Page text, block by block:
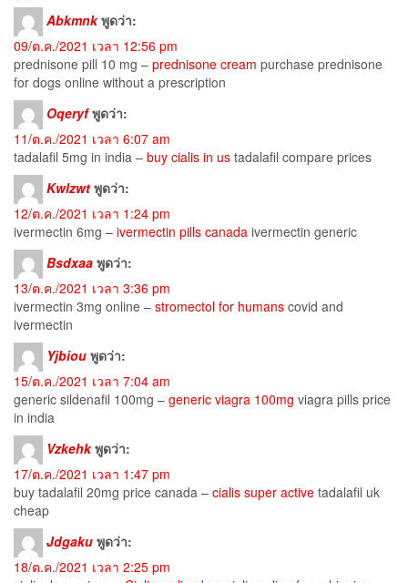
Abkmnk พูดว่า:
09/ต.ค./2021 เวลา 12:56 pm
prednisone pill 10 mg – prednisone cream purchase prednisone
for dogs online without a prescription
Oqeryf พูดว่า:
11/ต.ค./2021 เวลา 6:07 am
tadalafil 5mg in india – buy cialis in us tadalafil compare prices
Kwlzwt พูดว่า:
12/ต.ค./2021 เวลา 1:24 pm
ivermectin 6mg – ivermectin pills canada ivermectin generic
Bsdxaa พูดว่า:
13/ต.ค./2021 เวลา 3:36 pm
ivermectin 3mg online – stromectol for humans covid and
ivermectin
Yjbiou พูดว่า:
15/ต.ค./2021 เวลา 7:04 am
generic sildenafil 100mg – generic viagra 100mg viagra pills price
in india
Vzkehk พูดว่า:
17/ต.ค./2021 เวลา 1:47 pm
buy tadalafil 20mg price canada – cialis super active tadalafil uk
cheap
Jdgaku พูดว่า:
18/ต.ค./2021 เวลา 2:25 pm